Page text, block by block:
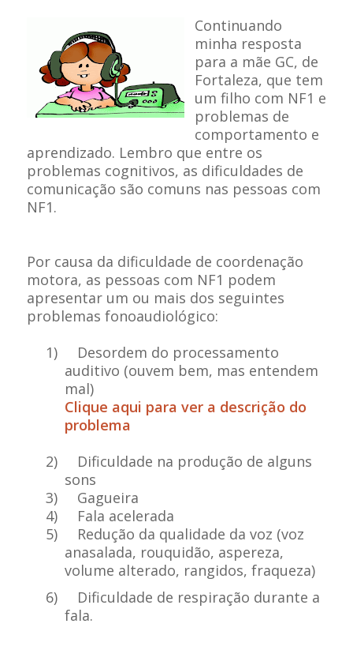
Continuando
minha resposta
para a mãe GC, de
Fortaleza, que tem
um filho com NF1 e
problemas de
comportamento e
aprendizado. Lembro que entre os
problemas cognitivos, as dificuldades de
comunicação são comuns nas pessoas com
NF1.
Por causa da dificuldade de coordenação
motora, as pessoas com NF1 podem
apresentar um ou mais dos seguintes
problemas fonoaudiológico:
1)
Desordem do processamento
auditivo (ouvem bem, mas entendem
mal)
Clique aqui para ver a descrição do
problema
2)
Dificuldade na produção de alguns
sons
3)
Gagueira
4)
Fala acelerada
5)
Redução da qualidade da voz (voz
anasalada, rouquidão, aspereza,
volume alterado, rangidos, fraqueza)
6)
Dificuldade de respiração durante a
fala.